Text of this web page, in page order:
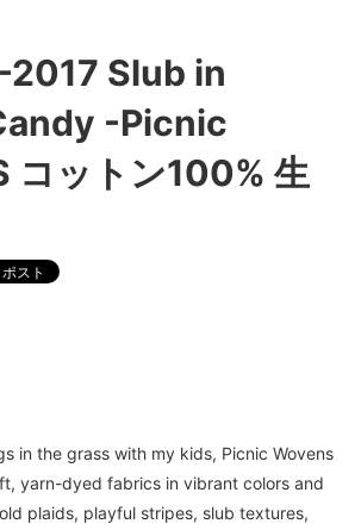
2017 Slub in
-Picnic
コットン100% 生
in the grass with my kids, Picnic Wovens
yarn-dyed fabrics in vibrant colors and
plaids, playful stripes, slub textures,